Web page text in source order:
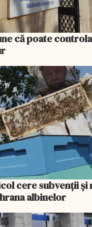
că poate
cere subvenții și
albinelor